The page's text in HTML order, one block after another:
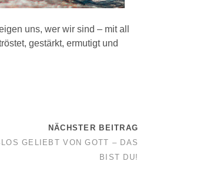
uns, wer wir sind – mit all
gestärkt, ermutigt und
NÄCHSTER BEITRAG
GELIEBT VON GOTT – DAS
BIST DU!